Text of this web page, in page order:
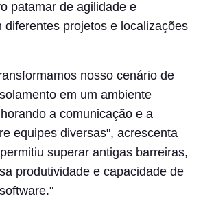
patamar de agilidade e
diferentes projetos e localizações
nosso cenário de
em um ambiente
a comunicação e a
equipes diversas", acrescenta
superar antigas barreiras,
produtividade e capacidade de